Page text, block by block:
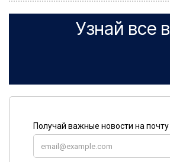
Узнай все в